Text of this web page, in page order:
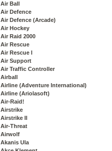
Air Ball
Air Defence
Air Defence (Arcade)
Air Hockey
Air Raid 2000
Air Rescue
Air Rescue I
Air Support
Air Traffic Controller
Airball
Airline (Adventure International)
Airline (Ariolasoft)
Air-Raid!
Airstrike
Airstrike II
Air-Threat
Airwolf
Akanis Ula